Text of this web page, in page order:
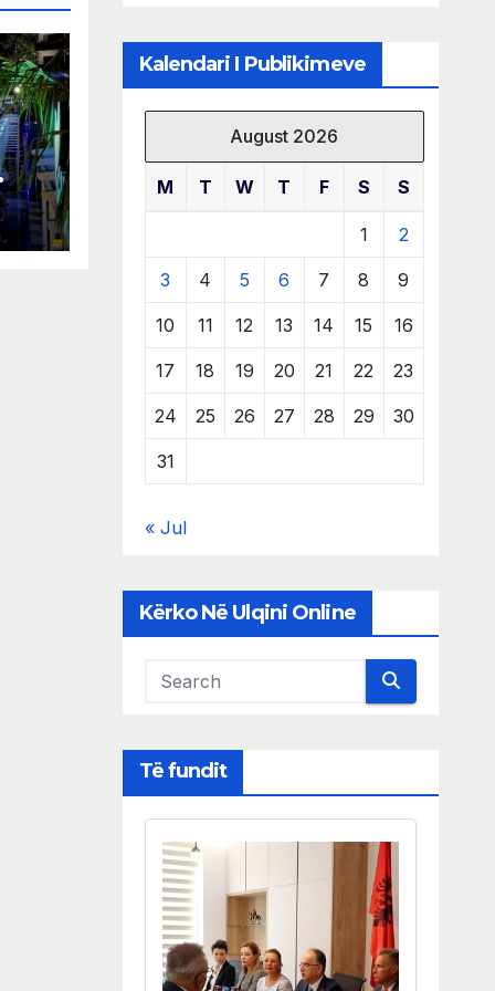
Kalendari I Publikimeve
August 2026
M T W T F S S
1 2
3 4 5 6 7 8 9
10 11 12 13 14 15 16
17 18 19 20 21 22 23
24 25 26 27 28 29 30
31
« Jul
Kërko Në Ulqini Online
Të fundit